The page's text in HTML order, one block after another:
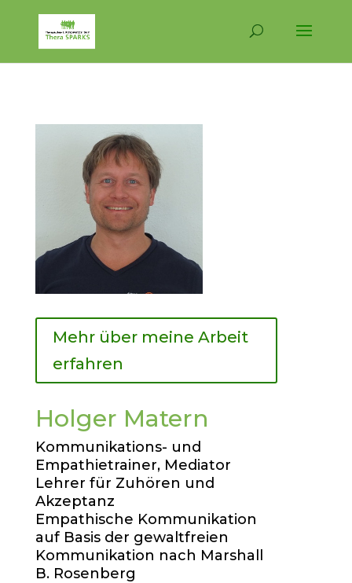
Mehr über meine Arbeit
erfahren
Holger Matern
Kommunikations- und
Empathietrainer, Mediator
Lehrer für Zuhören und
Akzeptanz
Empathische Kommunikation
auf Basis der gewaltfreien
Kommunikation nach Marshall
B. Rosenberg